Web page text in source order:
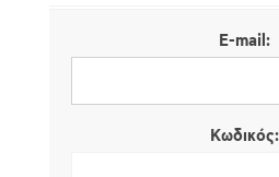
E-mail:
Κωδικός: